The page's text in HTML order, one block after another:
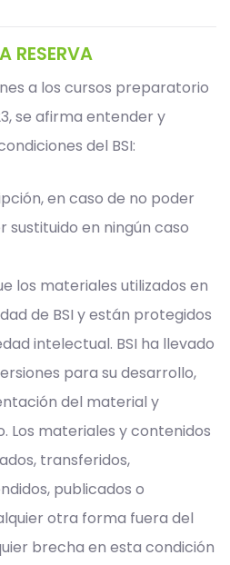
RESERVA
a los cursos preparatorio
se afirma entender y
del BSI:
en caso de no poder
sustituido en ningún caso
los materiales utilizados en
de BSI y están protegidos
intelectual. BSI ha llevado
para su desarrollo,
del material y
Los materiales y contenidos
transferidos,
publicados o
otra forma fuera del
brecha en esta condición